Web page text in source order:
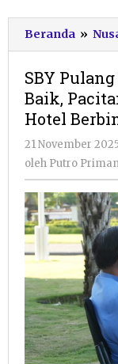
Beranda »
SBY
Baik,
Hotel
21 November
oleh Putro